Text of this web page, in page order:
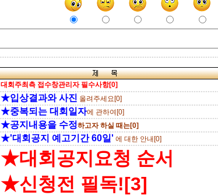
대회주최측 접수창관리자 필수사항[0]
★입상결과와 사진 올려주세요[0]
★중복되는 대회일자에 관하여[0]
★공지내용을 수정하고자 하실 때는[0]
★'대회공지 예고기간 60일' 에 대한 안내[0]
★대회공지요청 순서
★신청전 필독![3]